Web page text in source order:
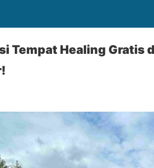
Tempat Healing Gratis